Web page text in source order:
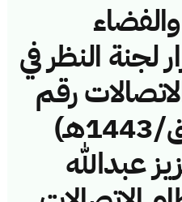
لجنة النظر في
رقم
(42748874/ق/1443هـ)
عبدالله